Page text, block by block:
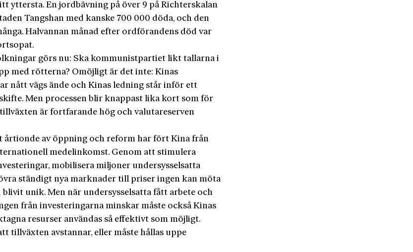
yttersta. En jordbävning på över 9 på Richterskalan
Tangshan med kanske 700 000 döda, och den
Halvannan månad efter ordförandens död var
görs nu: Ska kommunistpartiet likt tallarna i
med rötterna? Omöjligt är det inte: Kinas
nått vägs ände och Kinas ledning står inför ett
Men processen blir knappast lika kort som för
är fortfarande hög och valutareserven
årtionde av öppning och reform har fört Kina från
medelinkomst. Genom att stimulera
mobilisera miljoner undersysselsatta
ständigt nya marknader till priser ingen kan möta
blivit unik. Men när undersysselsatta fått arbete och
från investeringarna minskar måste också Kinas
resurser användas så effektivt som möjligt.
tillväxten avstannar, eller måste hållas uppe